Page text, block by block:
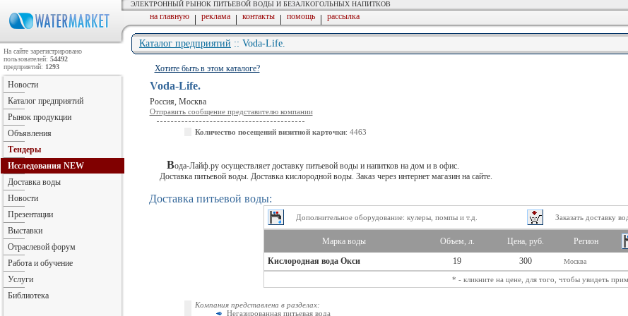
ЭЛЕКТРОННЫЙ РЫНОК ПИТЬЕВОЙ ВОДЫ И БЕЗАЛКОГОЛЬНЫХ НАПИТКОВ
на главную | реклама | контакты | помощь | рассылка
Каталог предприятий :: Voda-Life.
Хотите быть в этом каталоге?
Voda-Life.
Россия, Москва
Отправить сообщение представителю компании
Количество посещений визитной карточки: 4463
Вода-Лайф.ру осуществляет доставку питьевой воды и напитков на дом и в офис.
Доставка питьевой воды. Доставка кислородной воды. Заказ через интернет магазин на сайте.
Доставка питьевой воды:
Дополнительное оборудование: кулеры, помпы и т.д. Заказать доставку
Марка воды Объем, л. Цена, руб.
Регион
Кислородная вода Окси
19 300 Москва
* - кликните на цене, для того, чтобы увидеть
Компания представлена в разделах:
Негазированная питьевая вода
На сайте зарегистрировано
пользователей: 54492
предприятий: 1293
Новости
Каталог предприятий
Рынок продукции
Объявления
Тендеры
Исследования NEW
Доставка воды
Новости
Презентации
Выставки
Отраслевой форум
Работа и обучение
Услуги
Библиотека